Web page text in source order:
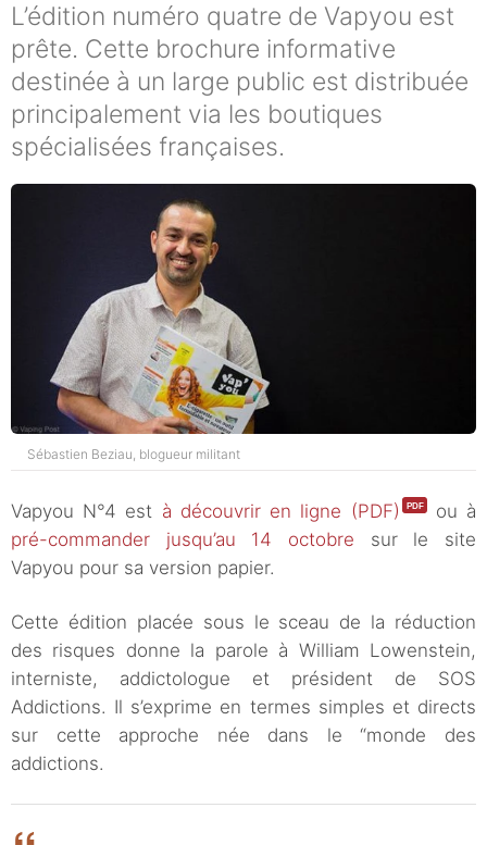
L’édition numéro quatre de Vapyou est
prête. Cette brochure informative
destinée à un large public est distribuée
principalement via les boutiques
spécialisées françaises.
Sébastien Beziau, blogueur militant
Vapyou N°4 est à découvrir en ligne (PDF)
ou à
pré-commander jusqu’au 14 octobre sur le site
Vapyou pour sa version papier.
Cette édition placée sous le sceau de la réduction
des risques donne la parole à William Lowenstein,
interniste, addictologue et président de SOS
Addictions. Il s’exprime en termes simples et directs
sur cette approche née dans le “monde des
addictions.